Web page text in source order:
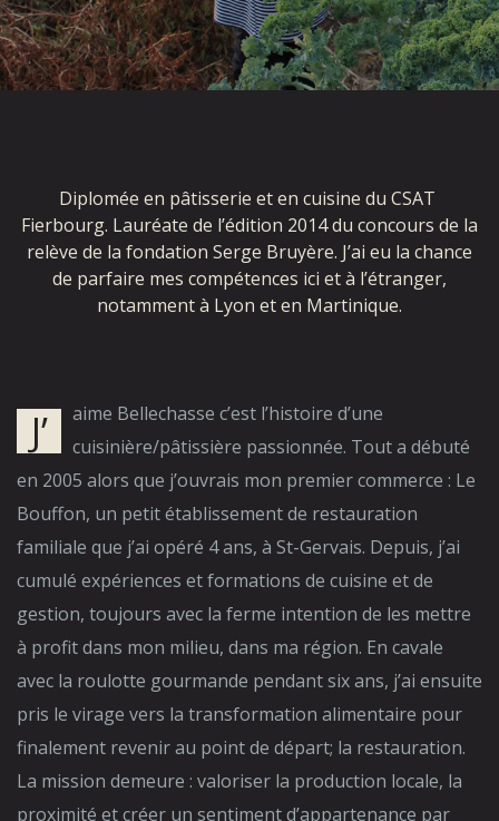
Diplomée en pâtisserie et en cuisine du CSAT
Fierbourg. Lauréate de l’édition 2014 du concours de la
relève de la fondation Serge Bruyère. J’ai eu la chance
de parfaire mes compétences ici et à l’étranger,
notamment à Lyon et en Martinique.
J’
aime Bellechasse c’est l’histoire d’une
cuisinière/pâtissière passionnée. Tout a débuté
en 2005 alors que j’ouvrais mon premier commerce : Le
Bouffon, un petit établissement de restauration
familiale que j’ai opéré 4 ans, à St-Gervais. Depuis, j’ai
cumulé expériences et formations de cuisine et de
gestion, toujours avec la ferme intention de les mettre
à profit dans mon milieu, dans ma région. En cavale
avec la roulotte gourmande pendant six ans, j’ai ensuite
pris le virage vers la transformation alimentaire pour
finalement revenir au point de départ; la restauration.
La mission demeure : valoriser la production locale, la
proximité et créer un sentiment d’appartenance par